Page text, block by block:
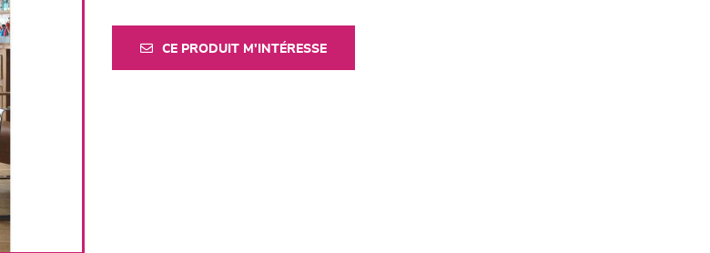
CE PRODUIT M'INTÉRESSE